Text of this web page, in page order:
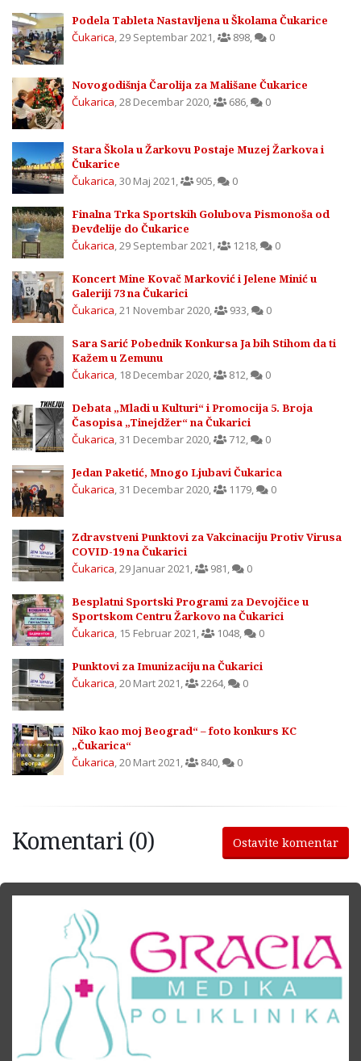
Podela Tableta Nastavljena u Školama Čukarice
Čukarica,29 Septembar 2021, 898, 0
Novogodišnja Čarolija za Mališane Čukarice
Čukarica,28 Decembar 2020, 686, 0
Stara Škola u Žarkovu Postaje Muzej Žarkova i
Čukarice
Čukarica,30 Maj 2021, 905, 0
Finalna Trka Sportskih Golubova Pismonoša od
Đevđelije do Čukarice
Čukarica,29 Septembar 2021, 1218, 0
Koncert Mine Kovač Marković i Jelene Minić u
Galeriji 73 na Čukarici
Čukarica,21 Novembar 2020, 933, 0
Sara Sarić Pobednik Konkursa Ja bih Stihom da ti
Kažem u Zemunu
Čukarica, 18 Decembar 2020, 812, 0
Debata „Mladi u Kulturi“ i Promocija 5. Broja
Časopisa „Tinejdžer“ na Čukarici
Čukarica,31 Decembar 2020, 712, 0
Jedan Paketić, Mnogo Ljubavi Čukarica
Čukarica,31 Decembar 2020, 1179, 0
Zdravstveni Punktovi za Vakcinaciju Protiv Virusa
COVID-19 na Čukarici
Čukarica,29 Januar 2021, 981, 0
Besplatni Sportski Programi za Devojčice u
Sportskom Centru Žarkovo na Čukarici
Čukarica, 15 Februar 2021, 1048, 0
Punktovi za Imunizaciju na Čukarici
Čukarica,20 Mart 2021, 2264, 0
Niko kao moj Beograd“ – foto konkurs KC
„Čukarica“
Čukarica,20 Mart 2021, 840, 0
Komentari (0) Ostavite komentar